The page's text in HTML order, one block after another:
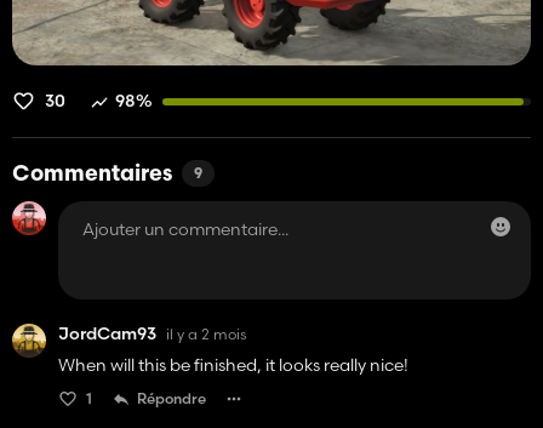
30 98%
Commentaires 9
JordCam93 il y a 2 mois
When will this be finished, it looks really nice!
1 Répondre